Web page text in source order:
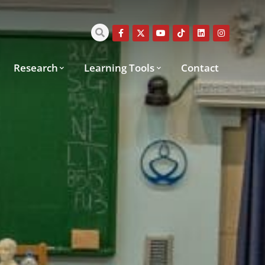
Research Learning Tools Contact